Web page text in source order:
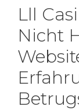
Lll
Nicht